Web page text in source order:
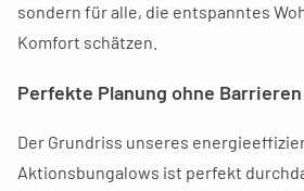
sondern für alle, die entspanntes
Komfort schätzen.
Perfekte Planung ohne Barrieren
Der Grundriss unseres
Aktionsbungalows ist perfekt